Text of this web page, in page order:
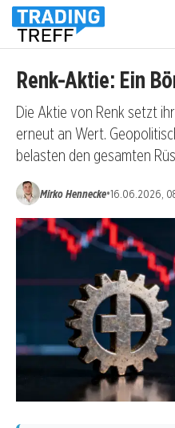
Renk-Aktie: Ein
Die Aktie von Renk setzt
erneut an Wert.
belasten den gesamten
Mirko Hennecke•16.06.2026,